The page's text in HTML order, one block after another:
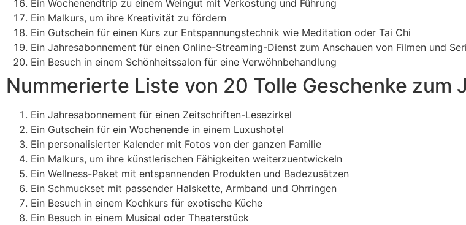
Ein Wochenendtrip zu einem Weingut mit Verkostung und Führung
Ein Malkurs, um ihre Kreativität zu fördern
Ein Gutschein für einen Kurs zur Entspannungstechnik wie Meditation oder Tai Chi
Ein Jahresabonnement für einen Online-Streaming-Dienst zum Anschauen von Filmen und
Ein Besuch in einem Schönheitssalon für eine Verwöhnbehandlung
Nummerierte Liste von 20 Tolle Geschenke zum
Ein Jahresabonnement für einen Zeitschriften-Lesezirkel
Ein Gutschein für ein Wochenende in einem Luxushotel
Ein personalisierter Kalender mit Fotos von der ganzen Familie
Ein Malkurs, um ihre künstlerischen Fähigkeiten weiterzuentwickeln
Ein Wellness-Paket mit entspannenden Produkten und Badezusätzen
Ein Schmuckset mit passender Halskette, Armband und Ohrringen
Ein Besuch in einem Kochkurs für exotische Küche
Ein Besuch in einem Musical oder Theaterstück